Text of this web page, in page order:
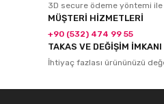
3D secure ödeme yöntemi ile
MÜŞTERİ HİZMETLERİ
+90 (532) 474 99 55
TAKAS VE DEĞİŞİM İMKANI
İhtiyaç fazlası ürününüzü